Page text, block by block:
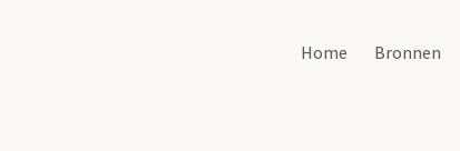
Home Bronnen